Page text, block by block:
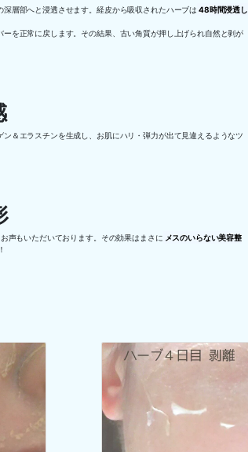
層部へと浸透させます。経皮から吸収されたハーブは 48時間浸透し
を正常に戻します。その結果、古い角質が押し上げられ自然と剥が
＆エラスチンを生成し、お肌にハリ・弾力が出て見違えるようなツ
声もいただいております。その効果はまさに メスのいらない美容整